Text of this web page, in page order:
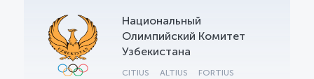
Национальный
Олимпийский Комитет
Узбекистана
CITIUS ALTIUS FORTIUS
OLYMPCHIK AI - yordamchi
Онлайн · olympic.uz